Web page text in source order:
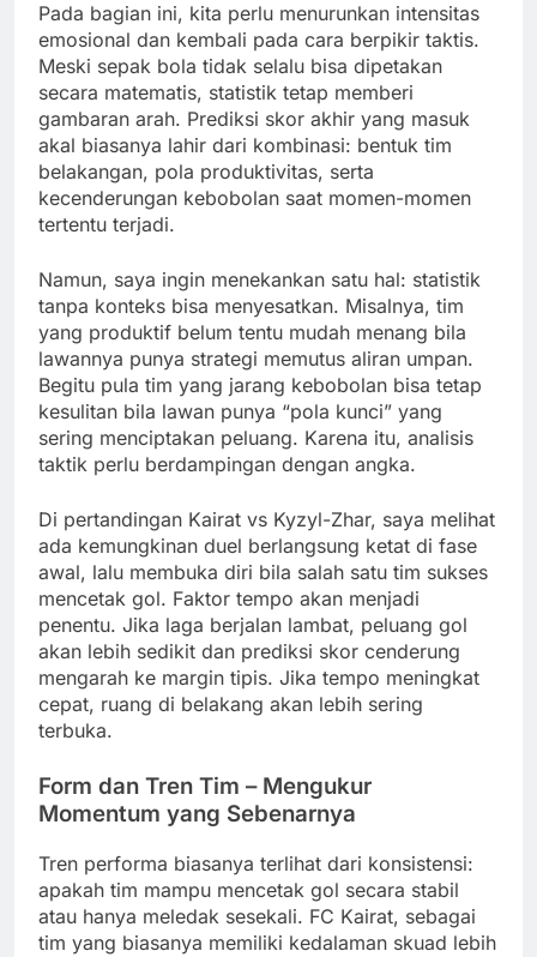
Pada bagian ini, kita perlu menurunkan intensitas
emosional dan kembali pada cara berpikir taktis.
Meski sepak bola tidak selalu bisa dipetakan
secara matematis, statistik tetap memberi
gambaran arah. Prediksi skor akhir yang masuk
akal biasanya lahir dari kombinasi: bentuk tim
belakangan, pola produktivitas, serta
kecenderungan kebobolan saat momen-momen
tertentu terjadi.
Namun, saya ingin menekankan satu hal: statistik
tanpa konteks bisa menyesatkan. Misalnya, tim
yang produktif belum tentu mudah menang bila
lawannya punya strategi memutus aliran umpan.
Begitu pula tim yang jarang kebobolan bisa tetap
kesulitan bila lawan punya “pola kunci” yang
sering menciptakan peluang. Karena itu, analisis
taktik perlu berdampingan dengan angka.
Di pertandingan Kairat vs Kyzyl-Zhar, saya melihat
ada kemungkinan duel berlangsung ketat di fase
awal, lalu membuka diri bila salah satu tim sukses
mencetak gol. Faktor tempo akan menjadi
penentu. Jika laga berjalan lambat, peluang gol
akan lebih sedikit dan prediksi skor cenderung
mengarah ke margin tipis. Jika tempo meningkat
cepat, ruang di belakang akan lebih sering
terbuka.
Form dan Tren Tim – Mengukur
Momentum yang Sebenarnya
Tren performa biasanya terlihat dari konsistensi:
apakah tim mampu mencetak gol secara stabil
atau hanya meledak sesekali. FC Kairat, sebagai
tim yang biasanya memiliki kedalaman skuad lebih